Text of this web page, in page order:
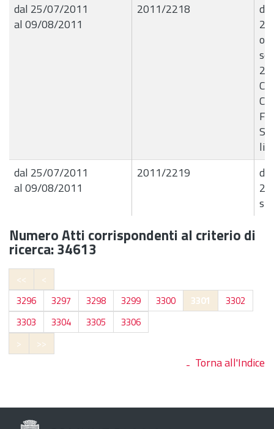
dal 25/07/2011
al 09/08/2011
2011/2218
dal 25/07/2011
al 09/08/2011
2011/2219
Numero Atti corrispondenti al criterio di
ricerca: 34613
<<
<
3296
3297 3298 3299 3300 3301
3302
3303
3304 3305
3306
>
>>
Torna all'Indice